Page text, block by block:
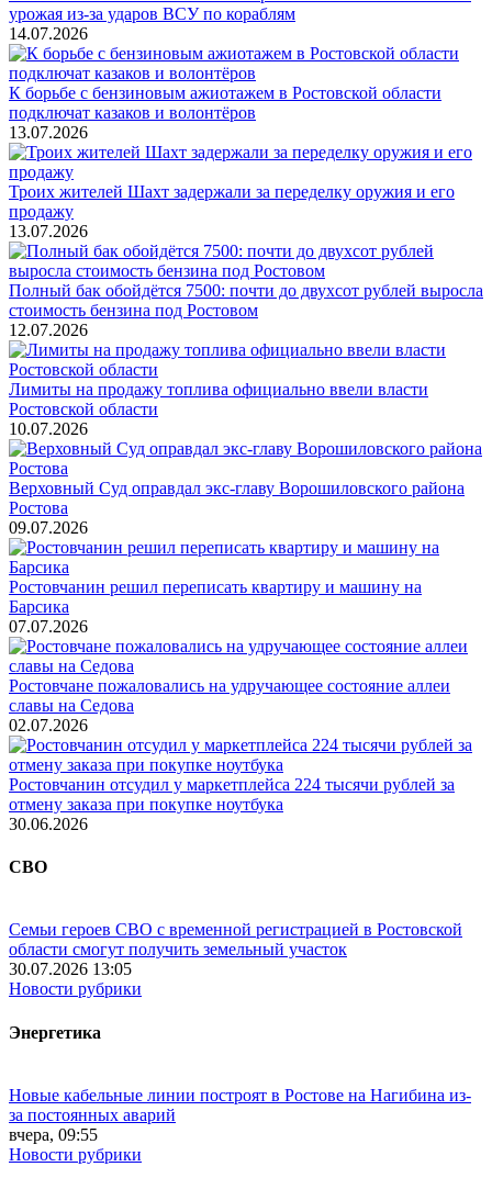
урожая из-за ударов ВСУ по кораблям
14.07.2026
К борьбе с бензиновым ажиотажем в Ростовской области
подключат казаков и волонтёров
13.07.2026
Троих жителей Шахт задержали за переделку оружия и его
продажу
13.07.2026
Полный бак обойдётся 7500: почти до двухсот рублей выросла
стоимость бензина под Ростовом
12.07.2026
Лимиты на продажу топлива официально ввели власти
Ростовской области
10.07.2026
Верховный Суд оправдал экс-главу Ворошиловского района
Ростова
09.07.2026
Ростовчанин решил переписать квартиру и машину на
Барсика
07.07.2026
Ростовчане пожаловались на удручающее состояние аллеи
славы на Седова
02.07.2026
Ростовчанин отсудил у маркетплейса 224 тысячи рублей за
отмену заказа при покупке ноутбука
30.06.2026
СВО
Семьи героев СВО с временной регистрацией в Ростовской
области смогут получить земельный участок
30.07.2026 13:05
Новости рубрики
Энергетика
Новые кабельные линии построят в Ростове на Нагибина из-
за постоянных аварий
вчера, 09:55
Новости рубрики